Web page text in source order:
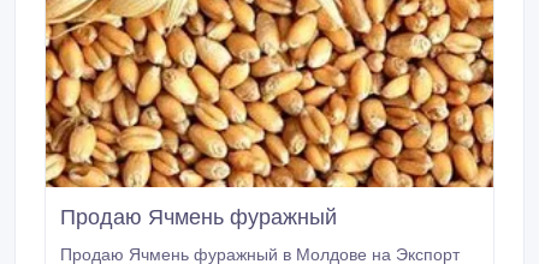
Продаю Ячмень фуражный
Продаю Ячмень фуражный в Молдове на Экспорт